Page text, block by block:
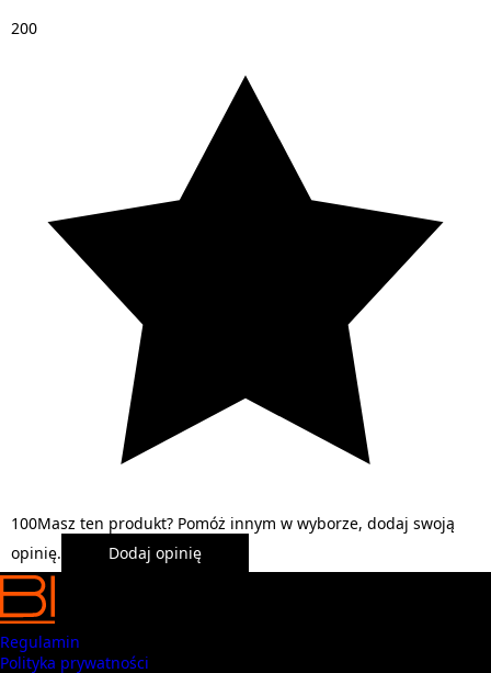
200
100Masz ten produkt? Pomóż innym w wyborze, dodaj swoją
opinię.
Dodaj opinię
Regulamin
Polityka prywatności